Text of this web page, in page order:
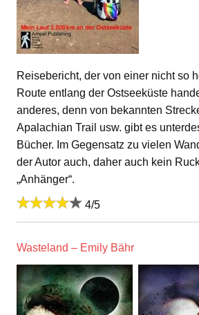
Reisebericht, der von einer nicht so
Route entlang der Ostseeküste
anderes, denn von bekannten
Apalachian Trail usw. gibt es
Bücher. Im Gegensatz zu vielen
der Autor auch, daher auch kein
„Anhänger“.
4/5
Wasteland – Emily Bähr